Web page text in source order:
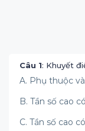
Câu 1: Khuyết
A. Phụ thuộc
B. Tần số cao
C. Tần số cao